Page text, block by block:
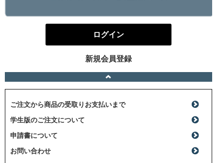
ログイン
新規会員登録
ご注文から商品の受取りお支払いまで
学生版のご注文について
申請書について
お問い合わせ